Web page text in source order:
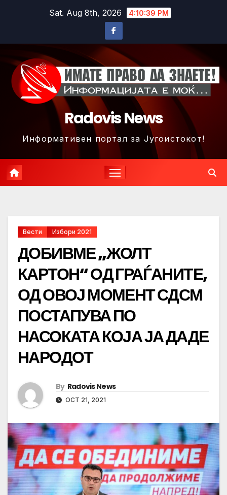
Sat. Aug 8th, 2026 4:10:42 PM
Radovis News
Информативен портал за Југоистокот!
Вести Избори 2021
ДОБИВМЕ „ЖОЛТ
КАРТОН“ ОД ГРАЃАНИТЕ,
ОД ОВОЈ МОМЕНТ СДСМ
ПОСТАПУВА ПО
НАСОКАТА КОЈА ЈА ДАДЕ
НАРОДОТ
By Radovis News
OCT 21, 2021